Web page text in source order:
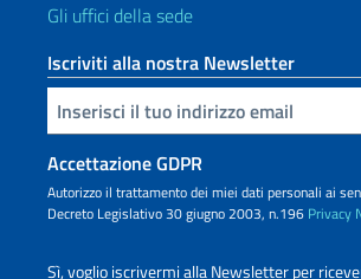
Gli uffici della sede
Iscriviti alla nostra Newsletter
Inserisci la tua email
Accettazione GDPR
Autorizzo il trattamento dei miei dati personali ai
Decreto Legislativo 30 giugno 2003, n.196 Privacy
Sì, voglio iscrivermi alla Newsletter per